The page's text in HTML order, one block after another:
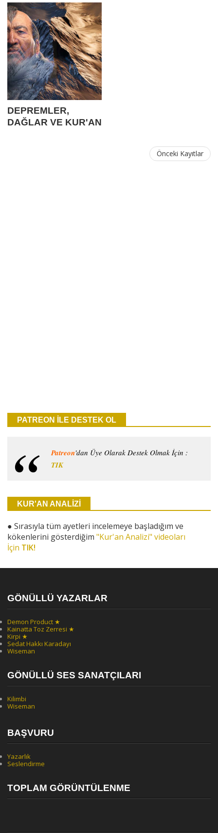
DEPREMLER,
DAĞLAR VE KUR'AN
Önceki Kayıtlar
PATREON İLE DESTEK OL
Patreon'dan Üye Olarak Destek Olmak İçin :
TIK
KUR'AN ANALİZİ
● Sırasıyla tüm ayetleri incelemeye başladığım ve
kökenlerini gösterdiğim "Kur'an Analizi" videoları
İçin TIK!
GÖNÜLLÜ YAZARLAR
Demon Product ★
Kainatta Toz Zerresi ★
Kirpi ★
Sedat Hakkı Karadayı
Wiseman
GÖNÜLLÜ SES SANATÇILARI
Kilimbi
Wiseman
BAŞVURU
Yazarlık
Seslendirme
TOPLAM GÖRÜNTÜLENME